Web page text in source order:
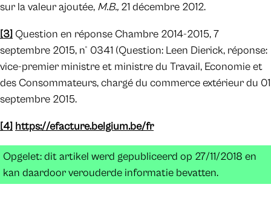
sur la valeur ajoutée, M.B., 21 décembre 2012.
[3] Question en réponse Chambre 2014-2015, 7
septembre 2015, n° 0341 (Question: Leen Dierick, réponse:
vice-premier ministre et ministre du Travail, Economie et
des Consommateurs, chargé du commerce extérieur du 01
septembre 2015.
[4] https://efacture.belgium.be/fr
Opgelet: dit artikel werd gepubliceerd op 27/11/2018 en
kan daardoor verouderde informatie bevatten.